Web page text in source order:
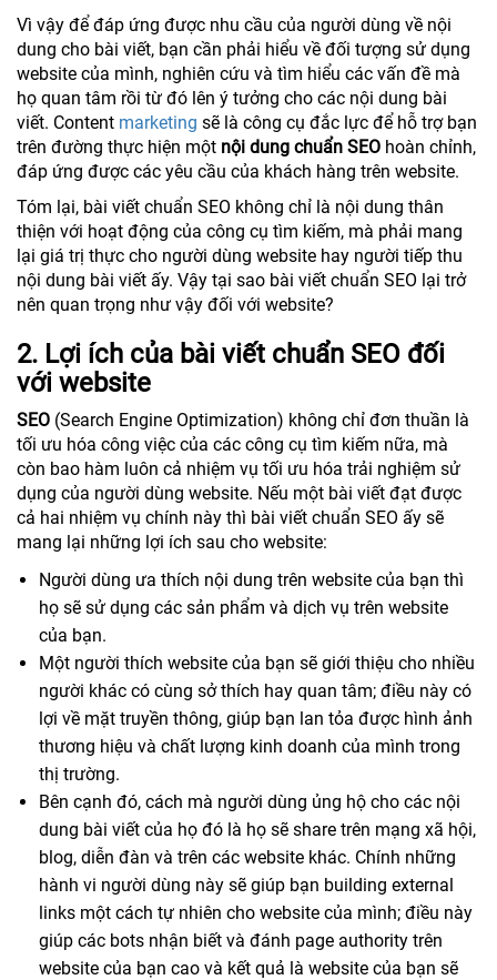
Vì vậy để đáp ứng được nhu cầu của người dùng về nội
dung cho bài viết, bạn cần phải hiểu về đối tượng sử dụng
website của mình, nghiên cứu và tìm hiểu các vấn đề mà
họ quan tâm rồi từ đó lên ý tưởng cho các nội dung bài
viết. Content marketing sẽ là công cụ đắc lực để hỗ trợ bạn
trên đường thực hiện một nội dung chuẩn SEO hoàn chỉnh,
đáp ứng được các yêu cầu của khách hàng trên website.
Tóm lại, bài viết chuẩn SEO không chỉ là nội dung thân
thiện với hoạt động của công cụ tìm kiếm, mà phải mang
lại giá trị thực cho người dùng website hay người tiếp thu
nội dung bài viết ấy. Vậy tại sao bài viết chuẩn SEO lại trở
nên quan trọng như vậy đối với website?
​2. Lợi ích của bài viết chuẩn SEO đối
với website
SEO (Search Engine Optimization) không chỉ đơn thuần là
tối ưu hóa công việc của các công cụ tìm kiếm nữa, mà
còn bao hàm luôn cả nhiệm vụ tối ưu hóa trải nghiệm sử
dụng của người dùng website. Nếu một bài viết đạt được
cả hai nhiệm vụ chính này thì bài viết chuẩn SEO ấy sẽ
mang lại những lợi ích sau cho website:
Người dùng ưa thích nội dung trên website của bạn thì
họ sẽ sử dụng các sản phẩm và dịch vụ trên website
của bạn.
Một người thích website của bạn sẽ giới thiệu cho nhiều
người khác có cùng sở thích hay quan tâm; điều này có
lợi về mặt truyền thông, giúp bạn lan tỏa được hình ảnh
thương hiệu và chất lượng kinh doanh của mình trong
thị trường.
Bên cạnh đó, cách mà người dùng ủng hộ cho các nội
dung bài viết của họ đó là họ sẽ share trên mạng xã hội,
blog, diễn đàn và trên các website khác. Chính những
hành vi người dùng này sẽ giúp bạn building external
links một cách tự nhiên cho website của mình; điều này
giúp các bots nhận biết và đánh page authority trên
website của bạn cao và kết quả là website của bạn sẽ